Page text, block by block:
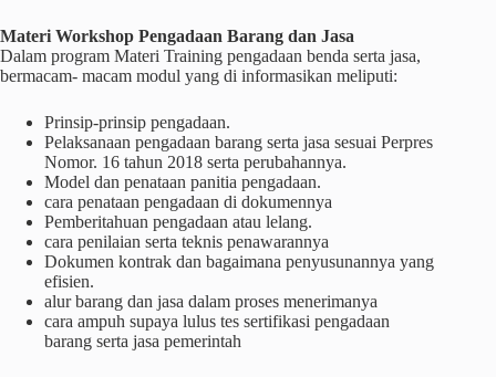
Materi Workshop Pengadaan Barang dan Jasa
Dalam program Materi Training pengadaan benda serta jasa,
bermacam- macam modul yang di informasikan meliputi:
Prinsip-prinsip pengadaan.
Pelaksanaan pengadaan barang serta jasa sesuai Perpres
Nomor. 16 tahun 2018 serta perubahannya.
Model dan penataan panitia pengadaan.
cara penataan pengadaan di dokumennya
Pemberitahuan pengadaan atau lelang.
cara penilaian serta teknis penawarannya
Dokumen kontrak dan bagaimana penyusunannya yang
efisien.
alur barang dan jasa dalam proses menerimanya
cara ampuh supaya lulus tes sertifikasi pengadaan
barang serta jasa pemerintah